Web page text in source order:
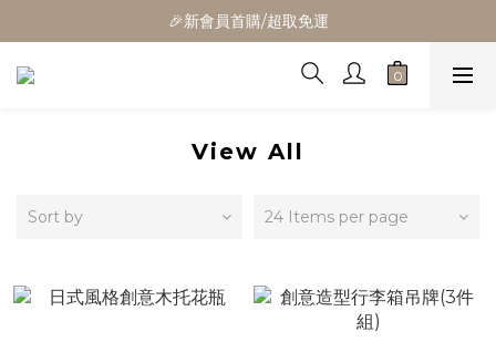
🎁全館消費滿1300立折100
🎉新會員首購/超取免運
🚛全館滿$799超取免運  $1500宅配免運
View All
Sort by 24 Items per page